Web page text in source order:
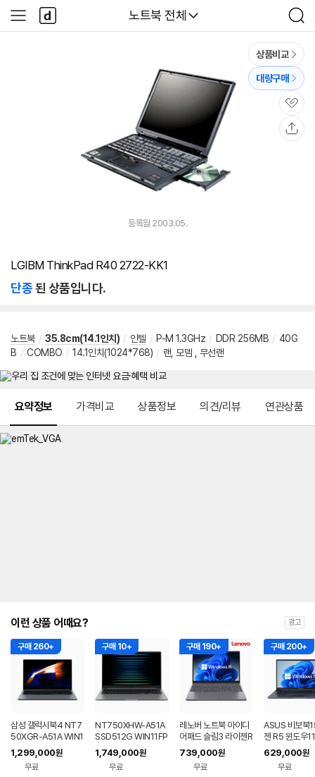
다나와
노트북 전체
검
색
사
이
다
나
와
상품비교
대량구매
관
심
등록월 2003.05.
LGIBM ThinkPad R40 2722-KK1
단종된 상품입니다.
노트북 / 35.8cm(14.1인치) / 인텔 / P-M 1.3GHz / DDR 256MB / 40G
B / COMBO / 14.1인치(1024*768) / 랜, 모뎀 , 무선랜
요약정보 가격비교 상품정보 의견/리뷰 연관상품
이런 상품 어때요? 광고
구매 260+
삼성 갤럭시북4 NT7
50XGR-A51A WIN1
1 FPP(버젼UP설치)
업무용 학생용 사무용
노트북 문스톤그레이
1,299,000원
무료
구매 10+
NT750XHW-A51A
SSD512G WIN11FP
P(버젼UP설치) 삼성
전자 갤럭시북5 노트
1,749,000원
무료
구매 190+
레노버 노트북 아이디
어패드 슬림3 라이젠R
5 8GB 256GB 윈도
우11
739,000원
무료
구매 200+
ASUS 비보북
젠 R5 윈도우
근무 싼 노트북
629,000원
무료